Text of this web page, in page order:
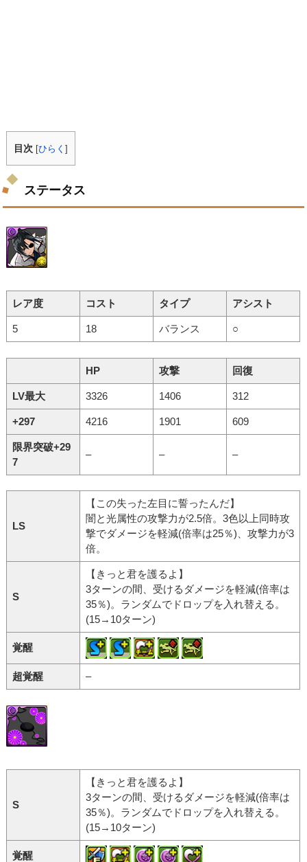
目次 [ひらく]
ステータス
レア度 コスト タイプ アシスト
5 18 バランス ○
HP 攻撃 回復
LV最大 3326 1406 312
+297 4216 1901 609
限界突破+29
7
– – –
LS
【この失った左目に誓ったんだ】
闇と光属性の攻撃力が2.5倍。3色以上同時攻
撃でダメージを軽減(倍率は25％)、攻撃力が3
倍。
S
【きっと君を護るよ】
3ターンの間、受けるダメージを軽減(倍率は
35％)。ランダムでドロップを入れ替える。
(15→10ターン)
覚醒
超覚醒 –
S
【きっと君を護るよ】
3ターンの間、受けるダメージを軽減(倍率は
35％)。ランダムでドロップを入れ替える。
(15→10ターン)
覚醒